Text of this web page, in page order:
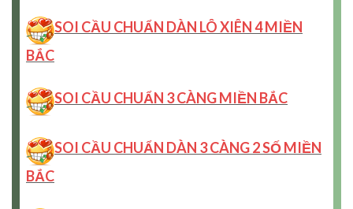
SOI CẦU CHUẨN DÀN LÔ XIÊN 4 MIỀN
BẮC
SOI CẦU CHUẨN 3 CÀNG MIỀN BẮC
SOI CẦU CHUẨN DÀN 3 CÀNG 2 SỐ MIỀN
BẮC